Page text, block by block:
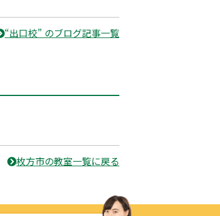
“出口校” のブログ記事一覧
枚方市の教室一覧に戻る